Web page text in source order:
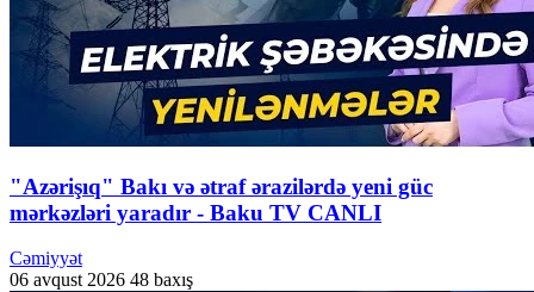
"Azərişıq" Bakı və ətraf ərazilərdə yeni güc
mərkəzləri yaradır - Baku TV CANLI
Cəmiyyət
06 avqust 2026 48 baxış